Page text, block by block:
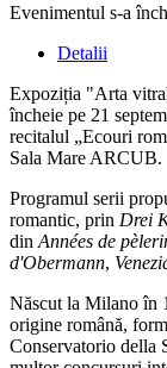
Evenimentul s-a
Detalii
Expoziția "Arta
încheie pe 21
recitalul „Ecouri
Sala Mare ARCUB.
Programul serii
romantic, prin Drei
din Années de
d'Obermann,
Născut la Milano în
origine română,
Conservatorio della